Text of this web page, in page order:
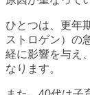
ひとつは、更年
ストロゲン）の
経に影響を与え
なります。